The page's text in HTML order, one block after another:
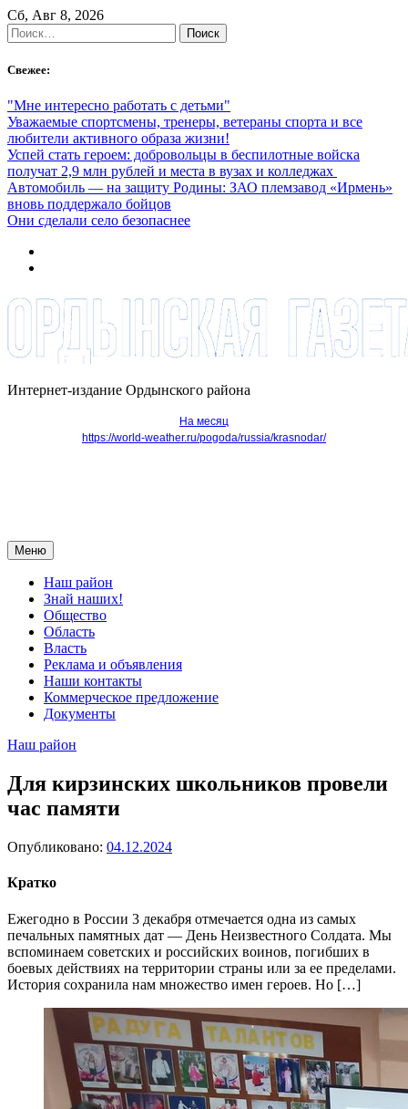
Skip
to
content
Сб, Авг 8, 2026
Найти:
Свежее:
"Мне интересно работать с детьми"
Уважаемые спортсмены, тренеры, ветераны спорта и все
любители активного образа жизни!
Успей стать героем: добровольцы в беспилотные войска
получат 2,9 млн рублей и места в вузах и колледжах
Автомобиль — на защиту Родины: ЗАО племзавод «Ирмень»
вновь поддержало бойцов
Они сделали село безопаснее
Интернет-издание Ордынского района
На месяц
https://world-weather.ru/pogoda/russia/krasnodar/
Меню
Наш район
Знай наших!
Общество
Область
Власть
Реклама и объявления
Наши контакты
Коммерческое предложение
Документы
Наш район
Для кирзинских школьников провели
час памяти
Опубликовано: 04.12.2024
Кратко
Ежегодно в России 3 декабря отмечается одна из самых
печальных памятных дат — День Неизвестного Солдата. Мы
вспоминаем советских и российских воинов, погибших в
боевых действиях на территории страны или за ее пределами.
История сохранила нам множество имен героев. Но […]